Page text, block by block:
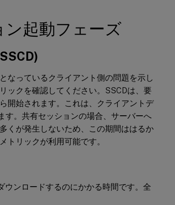
起動フェーズ
なっているクライアント側の問題を示し
ックを確認してください。SSCDは、要
開始されます。これは、クライアントデ
す。共有セッションの場合、サーバーへ
くが発生しないため、この期間ははるか
トリックが利用可能です。
ウンロードするのにかかる時間です。全